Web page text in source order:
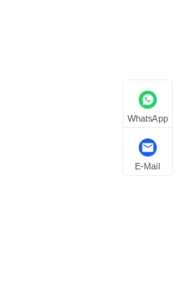
WhatsApp
E-Mail